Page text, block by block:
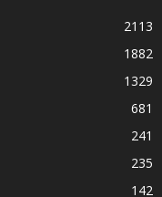
2113
1882
1329
681
241
235
142